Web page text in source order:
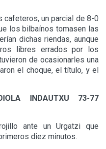
cafeteros, un parcial de 8-0
los bilbaínos tomasen las
dichas riendas, aunque
libres errados por los
de ocasionarles una
el choque, el título, y el
INDAUTXU 73-77
ante un Urgatzi que
diez minutos.